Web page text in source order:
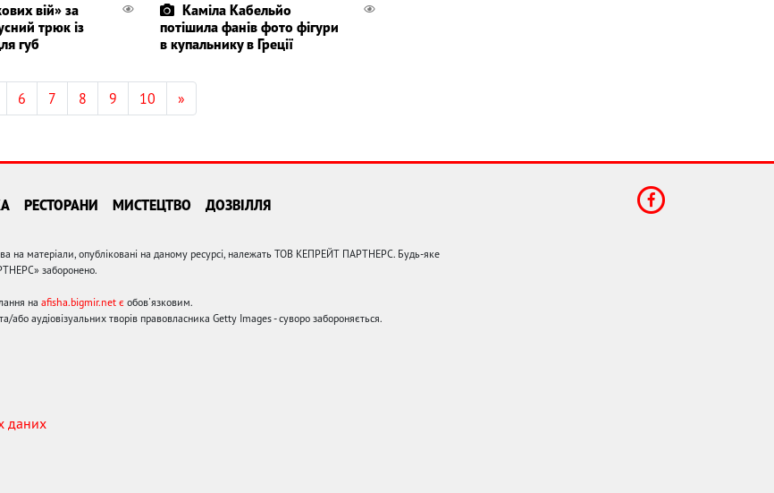
вій» за
трюк із
губ
Каміла Кабельйо
потішила фанів фото фігури
в купальнику в Греції
6 7 8 9 10 »
РЕСТОРАНИ МИСТЕЦТВО ДОЗВІЛЛЯ
матеріали, опубліковані на даному ресурсі, належать ТОВ КЕПРЕЙТ ПАРТНЕРС. Будь-яке
заборонено.
на afisha.bigmir.net є обов'язковим.
або аудіовізуальних творів правовласника Getty Images - суворо забороняється.
даних